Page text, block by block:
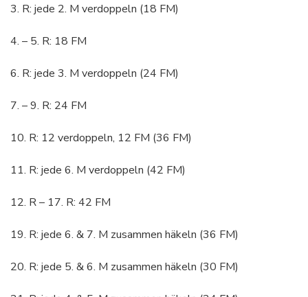
3. R: jede 2. M verdoppeln (18 FM)
4. – 5. R: 18 FM
6. R: jede 3. M verdoppeln (24 FM)
7. – 9. R: 24 FM
10. R: 12 verdoppeln, 12 FM (36 FM)
11. R: jede 6. M verdoppeln (42 FM)
12. R – 17. R: 42 FM
19. R: jede 6. & 7. M zusammen häkeln (36 FM)
20. R: jede 5. & 6. M zusammen häkeln (30 FM)